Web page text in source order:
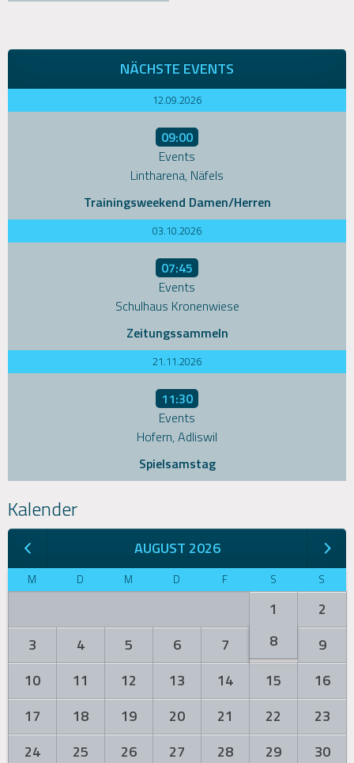
NÄCHSTE EVENTS
12.09.2026
09:00
Events
Lintharena, Näfels
Trainingsweekend Damen/Herren
03.10.2026
07:45
Events
Schulhaus Kronenwiese
Zeitungssammeln
21.11.2026
11:30
Events
Hofern, Adliswil
Spielsamstag
Kalender
AUGUST 2026
M D M D F S S
1
2
3
4 5 6 7 8
9
10
11 12 13 14 15
16
17
18 19 20 21 22
23
24
25 26 27 28 29
30